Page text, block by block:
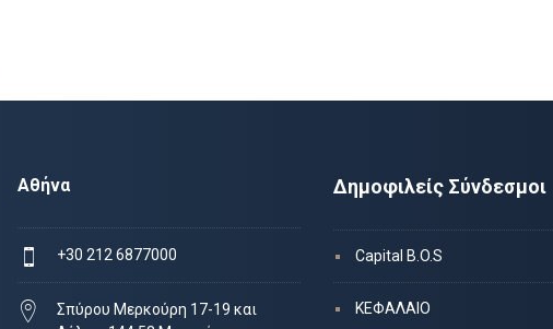
Αθήνα
+30 212 6877000
Σπύρου Μερκούρη 17-19 και
Δημοφιλείς Σύνδεσμοι
Capital B.O.S
ΚΕΦΑΛΑΙΟ